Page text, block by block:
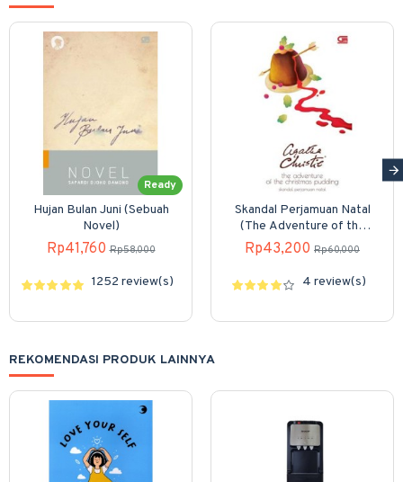
Ready
Hujan Bulan Juni (Sebuah
Novel)
Rp41,760 Rp58,000
1252 review(s)
Skandal Perjamuan Natal
(The Adventure of the
Christmas Pudding)
Rp43,200 Rp60,000
4 review(s)
REKOMENDASI PRODUK LAINNYA